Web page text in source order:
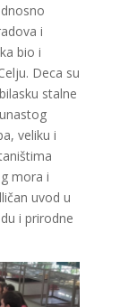
i
bio i
Deca su
stalne
veliku i
mora i
uvod u
i prirodne